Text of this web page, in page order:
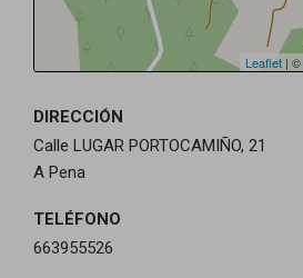
Leaflet | ©
DIRECCIÓN
Calle LUGAR PORTOCAMIÑO, 21
A Pena
TELÉFONO
663955526